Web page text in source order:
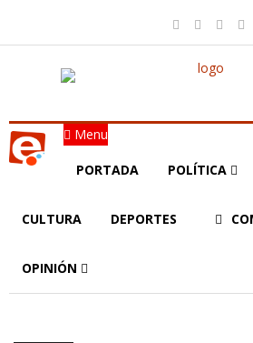
Menu
PORTADA POLÍTICA
CULTURA DEPORTES
OPINIÓN